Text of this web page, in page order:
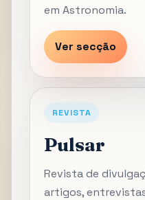
em Astronomia.
Ver secção
REVISTA
Pulsar
Revista de
artigos,